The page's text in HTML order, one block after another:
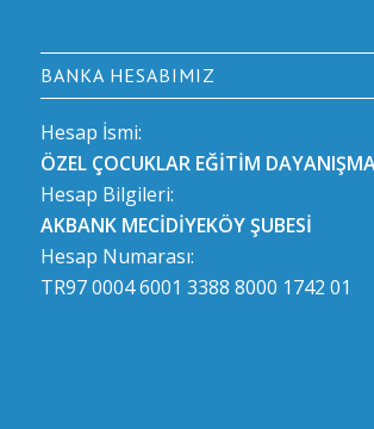
BANKA HESABIMIZ
Hesap İsmi:
ÖZEL ÇOCUKLAR EĞİTİM
Hesap Bilgileri:
AKBANK MECİDİYEKÖY ŞUBESİ
Hesap Numarası:
TR97 0004 6001 3388 8000 1742 01